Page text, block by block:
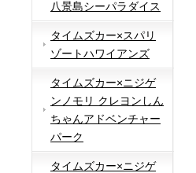
八景島シーパラダイス
タイムズカー×スパリ
ゾートハワイアンズ
タイムズカー×ニジゲ
ンノモリ クレヨンしん
ちゃんアドベンチャー
パーク
タイムズカー×ニジゲ